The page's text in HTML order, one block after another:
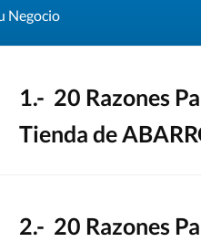
Negocio
1.- 20 Razones
Tienda de
2.- 20 Razones